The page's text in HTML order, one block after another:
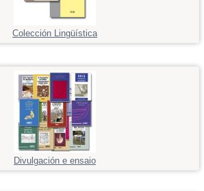
Colección Lingüística
Divulgación e ensaio